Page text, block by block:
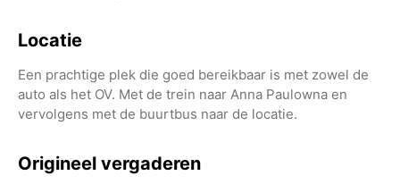
Locatie
Een prachtige plek die goed bereikbaar is met zowel de
auto als het OV. Met de trein naar Anna Paulowna en
vervolgens met de buurtbus naar de locatie.
Origineel vergaderen